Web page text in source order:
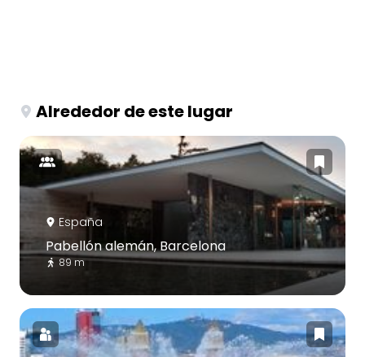
Alrededor de este lugar
España
Pabellón alemán, Barcelona
89 m